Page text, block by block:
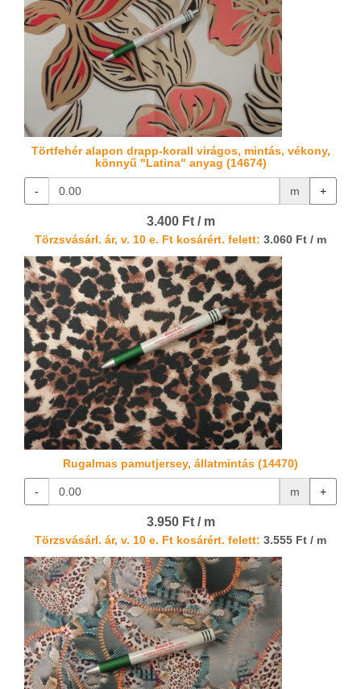
Törtfehér alapon drapp-korall virágos, mintás, vékony,
könnyű "Latina" anyag (14674)
- m +
3.400 Ft / m
Törzsvásárl. ár, v. 10 e. Ft kosárért. felett: 3.060 Ft / m
Rugalmas pamutjersey, állatmintás (14470)
- m +
3.950 Ft / m
Törzsvásárl. ár, v. 10 e. Ft kosárért. felett: 3.555 Ft / m